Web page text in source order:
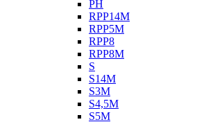
PH
RPP14M
RPP5M
RPP8
RPP8M
S
S14M
S3M
S4,5M
S5M